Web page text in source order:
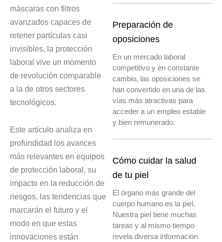
máscaras con filtros
avanzados capaces de
retener partículas casi
invisibles, la protección
laboral vive un momento
de revolución comparable
a la de otros sectores
tecnológicos.
Este artículo analiza en
profundidad los avances
más relevantes en equipos
de protección laboral, su
impacto en la reducción de
riesgos, las tendencias que
marcarán el futuro y el
modo en que estas
innovaciones están
Preparación de
oposiciones
En un mercado laboral
competitivo y en constante
cambio, las oposiciones se
han convertido en una de las
vías más atractivas para
acceder a un empleo estable
y bien remunerado.
Cómo cuidar la salud
de tu piel
El órgano más grande del
cuerpo humano es la piel.
Nuestra piel tiene muchas
tareas y al mismo tiempo
revela diversa información